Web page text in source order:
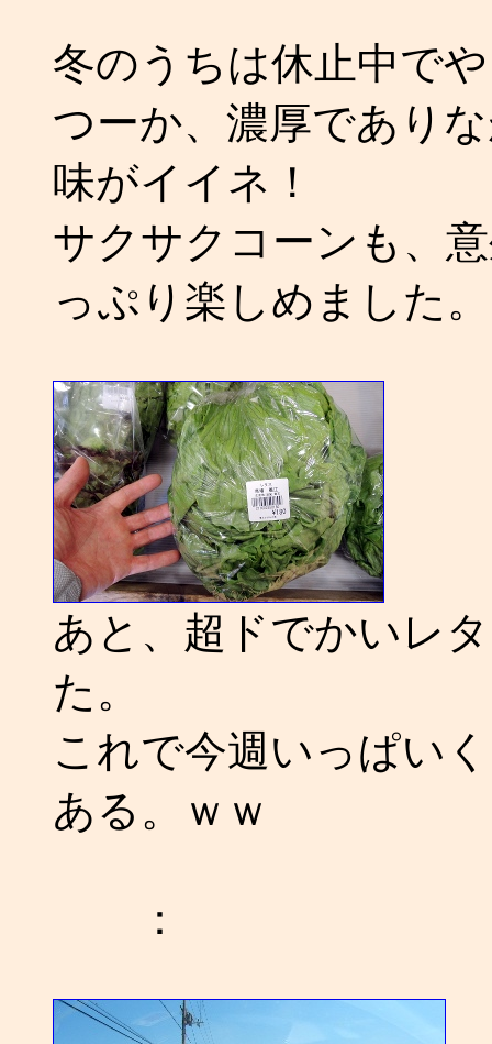
冬のうちは休止中で
つーか、濃厚であり
味がイイネ！
サクサクコーンも、
っぷり楽しめました。
あと、超ドでかいレ
た。
これで今週いっぱい
ある。ｗｗ
：